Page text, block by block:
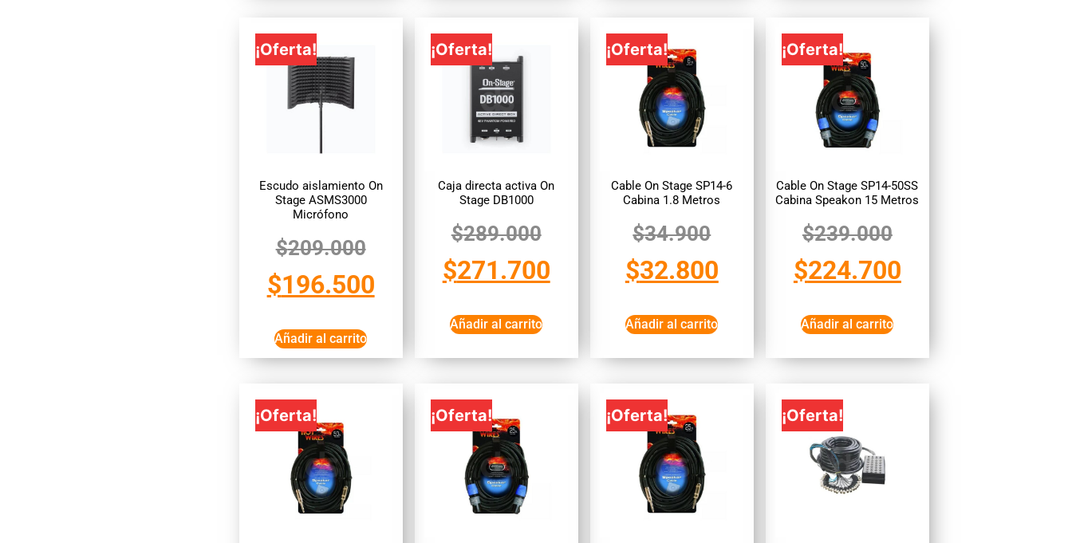
¡Oferta!
Escudo aislamiento On
Stage ASMS3000
Micrófono
$209.000
$196.500
Añadir al carrito
¡Oferta!
Caja directa activa On
Stage DB1000
$289.000
$271.700
Añadir al carrito
¡Oferta!
Cable On Stage SP14-6
Cabina 1.8 Metros
$34.900
$32.800
Añadir al carrito
¡Oferta!
Cable On Stage SP14-50SS
Cabina Speakon 15 Metros
$239.000
$224.700
Añadir al carrito
¡Oferta! ¡Oferta! ¡Oferta! ¡Oferta!